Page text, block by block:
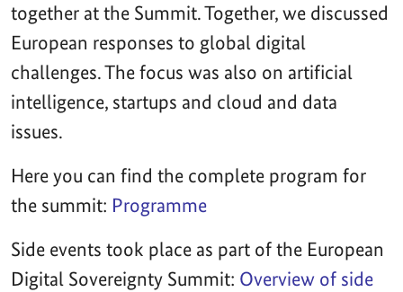
together at the Summit. Together, we discussed
European responses to global digital
challenges. The focus was also on artificial
intelligence, startups and cloud and data
issues.
Here you can find the complete program for
the summit: Programme
Side events took place as part of the European
Digital Sovereignty Summit: Overview of side